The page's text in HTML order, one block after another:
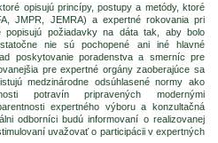
opisujú princípy, postupy a metódy, ktoré
JMPR, JEMRA) a expertné rokovania pri
požiadavky na dáta tak, aby bolo
nie sú pochopené ani iné hlavné
poskytovanie poradenstva a smerníc pre
pre expertné orgány zaoberajúce sa
medzinárodne odsúhlasené normy ako
potravín pripravených modernými
expertného výboru a konzultačná
odborníci budú informovaní o realizovanej
uvažovať o participácii v expertných